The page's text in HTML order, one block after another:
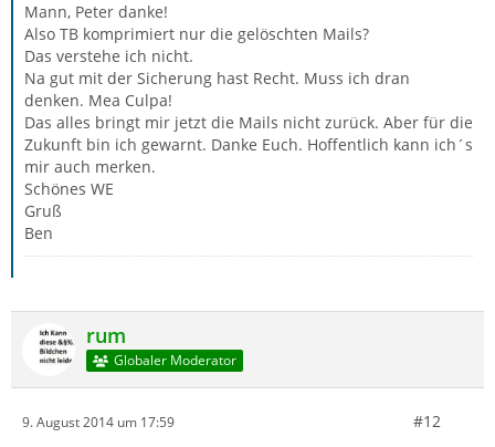
Mann, Peter danke!
Also TB komprimiert nur die gelöschten Mails?
Das verstehe ich nicht.
Na gut mit der Sicherung hast Recht. Muss ich dran
denken. Mea Culpa!
Das alles bringt mir jetzt die Mails nicht zurück. Aber für die
Zukunft bin ich gewarnt. Danke Euch. Hoffentlich kann ich´s
mir auch merken.
Schönes WE
Gruß
Ben
rum
Globaler Moderator
9. August 2014 um 17:59 #12